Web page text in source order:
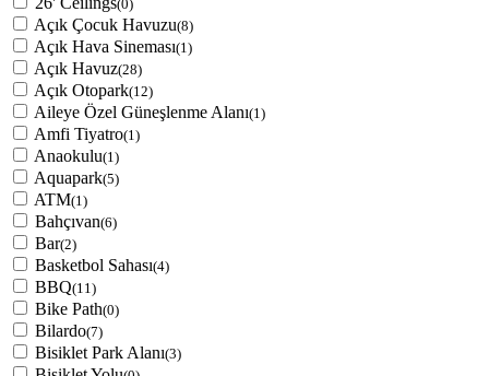
(0)
Açık Çocuk Havuzu(8)
Açık Hava Sineması(1)
Açık Havuz(28)
Açık Otopark(12)
Aileye Özel Güneşlenme Alanı(1)
Amfi Tiyatro(1)
Anaokulu(1)
Aquapark(5)
ATM(1)
Bahçıvan(6)
Bar(2)
Basketbol Sahası(4)
BBQ(11)
Bike Path(0)
Bilardo(7)
Bisiklet Park Alanı(3)